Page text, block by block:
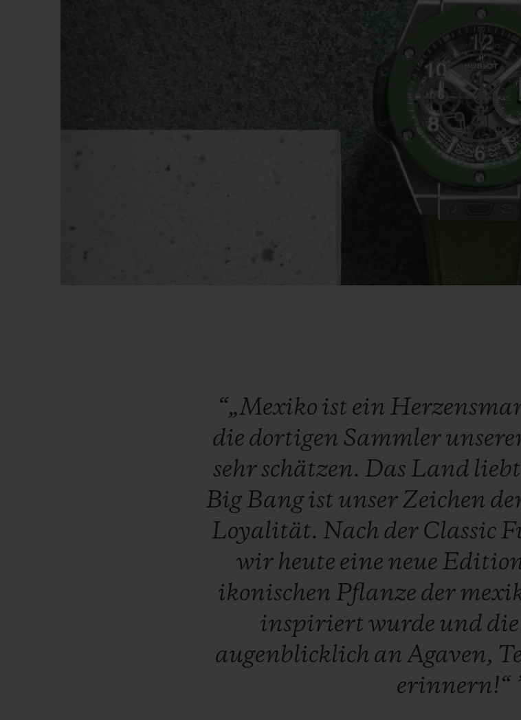
“„Mexiko ist ein
die dortigen Sammler
sehr schätzen. Das Land liebt
BigBangist unser Zeichen
Loyalität. Nach der Classic
wir heute eine neue
ikonischen Pflanze der
inspiriertwurde und die
augenblicklich an Agaven,
erinnern!“